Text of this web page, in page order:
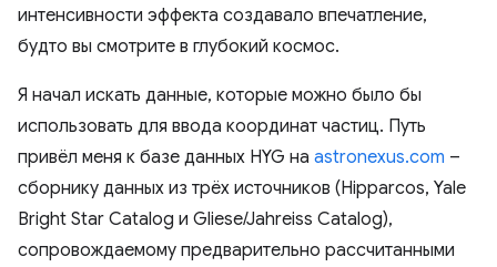
интенсивности эффекта создавало впечатление,
будто вы смотрите в глубокий космос.
Я начал искать данные, которые можно было бы
использовать для ввода координат частиц. Путь
привёл меня к базе данных HYG на astronexus.com –
сборнику данных из трёх источников (Hipparcos, Yale
Bright Star Catalog и Gliese/Jahreiss Catalog),
сопровождаемому предварительно рассчитанными